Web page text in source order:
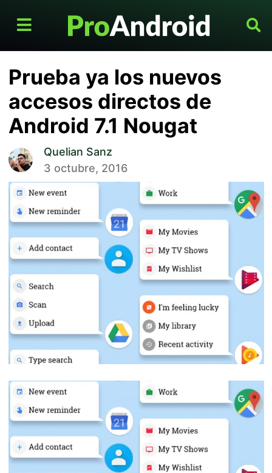
Prueba ya los nuevos
accesos directos de
Android 7.1 Nougat
Quelian Sanz
3 octubre, 2016